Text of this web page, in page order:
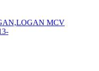
MCV